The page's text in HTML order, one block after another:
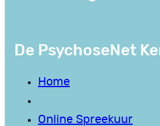
De PsychoseNet
Home
Online Spreekuur